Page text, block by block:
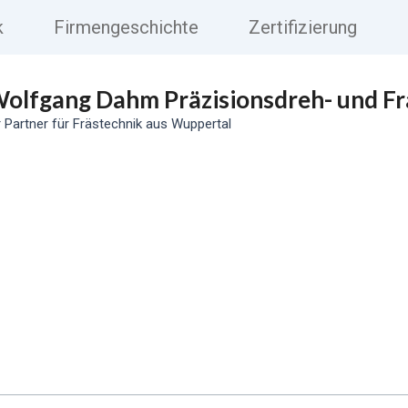
Firmengeschichte Zertifizierung
Dahm Präzisionsdreh- und
Partner für Frästechnik aus Wuppertal